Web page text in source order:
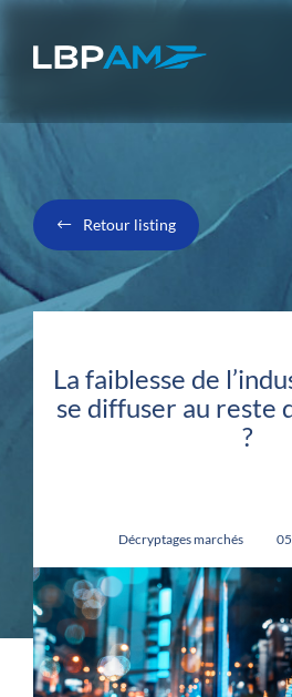
Retour listing
La faiblesse de
se diffuser au reste
?
Décryptages marchés